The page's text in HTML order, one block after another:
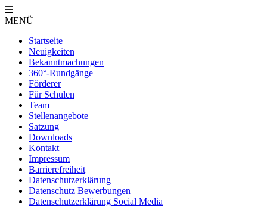
MENÜ
Startseite
Neuigkeiten
Bekanntmachungen
360°-Rundgänge
Förderer
Für Schulen
Team
Stellenangebote
Satzung
Downloads
Kontakt
Impressum
Barrierefreiheit
Datenschutzerklärung
Datenschutz Bewerbungen
Datenschutzerklärung Social Media